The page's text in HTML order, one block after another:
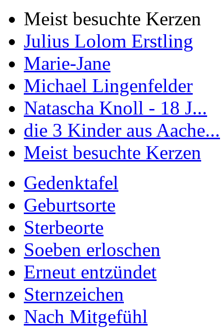
Meist besuchte Kerzen
Julius Lolom Erstling
Marie-Jane
Michael Lingenfelder
Natascha Knoll - 18 J...
die 3 Kinder aus Aache...
Meist besuchte Kerzen
Gedenktafel
Geburtsorte
Sterbeorte
Soeben erloschen
Erneut entzündet
Sternzeichen
Nach Mitgefühl